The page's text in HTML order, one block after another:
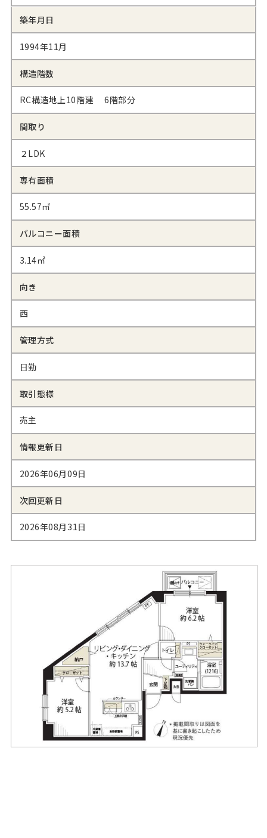
築年月日
1994年11月
構造階数
RC構造地上10階建 6階部分
間取り
２LDK
専有面積
55.57㎡
バルコニー面積
3.14㎡
向き
西
管理方式
日勤
取引態様
売主
情報更新日
2026年06月09日
次回更新日
2026年08月31日